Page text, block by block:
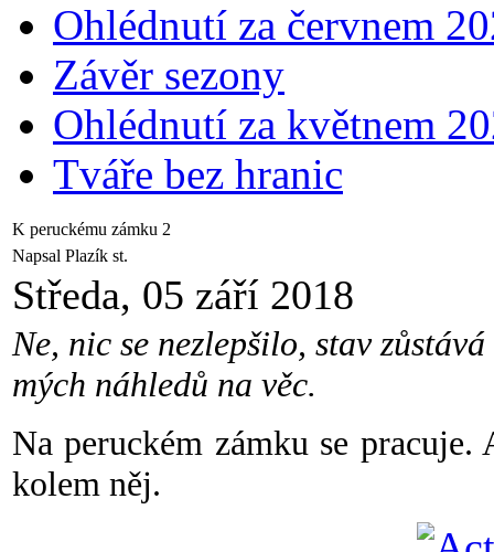
Ohlédnutí za červnem
Závěr sezony
Ohlédnutí za květnem
Tváře bez hranic
K peruckému zámku 2
Napsal Plazík st.
Středa, 05 září 2018
Ne, nic se nezlepšilo, stav
mých náhledů na věc.
Na peruckém zámku se
kolem něj.